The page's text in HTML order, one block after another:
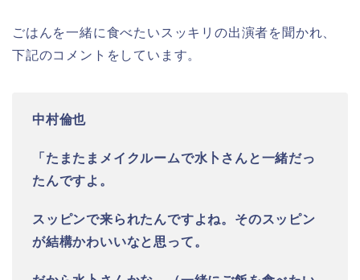
ごはんを一緒に食べたいスッキリの出演者を聞かれ、
下記のコメントをしています。
中村倫也
「たまたまメイクルームで水卜さんと一緒だっ
たんですよ。
スッピンで来られたんですよね。そのスッピン
が結構かわいいなと思って。